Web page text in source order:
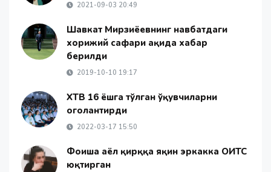
2021-09-03 20:49
Шавкат Мирзиёевнинг навбатдаги
хорижий сафари ҳақида хабар
берилди
2019-10-10 19:17
ХТВ 16 ёшга тўлган ўқувчиларни
огоҳлантирди
2022-03-17 15:50
Фоҳиша аёл қирққа яқин эркакка ОИТС
юқтирган